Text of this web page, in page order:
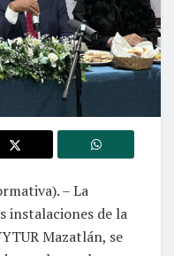
– La
instalaciones de la
Mazatlán, se